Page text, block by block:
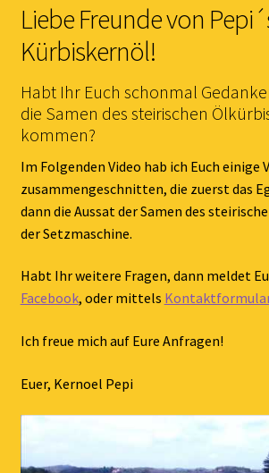
Liebe Freunde von
Kürbiskernöl!
Habt Ihr Euch schonmal
die Samen des steirischen
kommen?
Im Folgenden Video hab ich Euch einige
zusammengeschnitten, die zuerst das
dann die Aussat der Samen des
der Setzmaschine.
Habt Ihr weitere Fragen, dann meldet
Facebook, oder mittels
Ich freue mich auf Eure Anfragen!
Euer, Kernoel Pepi